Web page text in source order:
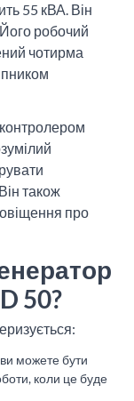
55 кВА. Він
робочий
чотирма
також
про
50?
ви можете бути
коли це буде